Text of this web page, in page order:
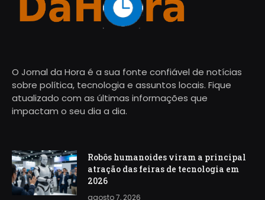
O Jornal da Hora é a sua fonte confiável de notícias
sobre política, tecnologia e assuntos locais. Fique
atualizado com as últimas informações que
impactam o seu dia a dia.
Robôs humanoides viram a principal
atração das feiras de tecnologia em
2026
agosto 7, 2026